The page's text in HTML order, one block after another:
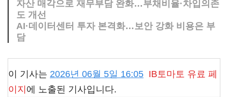
자산 매각으로 재무부담 완화…부채비율·차입의존
도 개선
AI·데이터센터 투자 본격화…보안 강화 비용은 부
담
이 기사는 2026년 06월 5일 16:05 IB토마토 유료 페
이지 에 노출된 기사입니다.